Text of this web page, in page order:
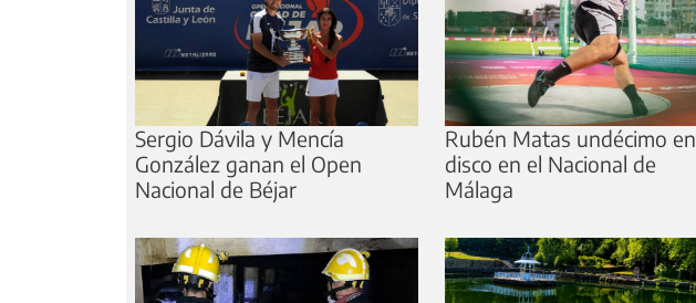
Sergio Dávila y Mencía
González ganan el Open
Nacional de Béjar
Rubén Matas undécimo en
disco en el Nacional de
Málaga